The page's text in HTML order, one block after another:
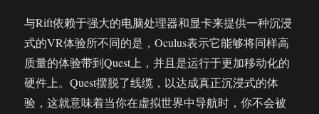
与Rift依赖于强大的电脑处理器和显卡来提供一种沉浸
式的VR体验所不同的是，Oculus表示它能够将同样高
质量的体验带到Quest上，并且是运行于更加移动化的
硬件上。Quest摆脱了线缆，以达成真正沉浸式的体
验，这就意味着当你在虚拟世界中导航时，你不会被